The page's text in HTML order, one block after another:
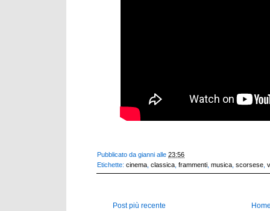
Pubblicato dagianni alle23:56
Etichette:cinema ,classica ,frammenti ,musica ,scorsese ,
Post più recente